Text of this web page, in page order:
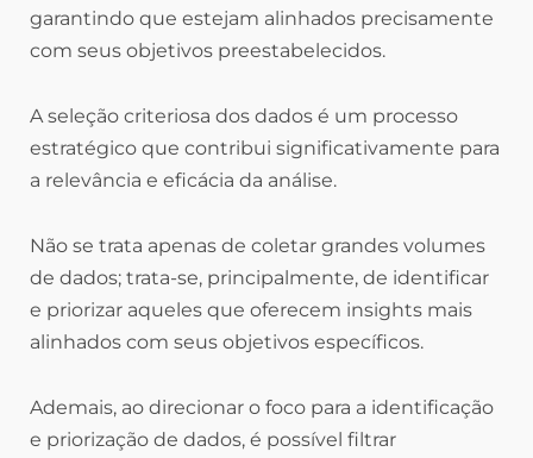
garantindo que estejam alinhados precisamente
com seus objetivos preestabelecidos.
A seleção criteriosa dos dados é um processo
estratégico que contribui significativamente para
a relevância e eficácia da análise.
Não se trata apenas de coletar grandes volumes
de dados; trata-se, principalmente, de identificar
e priorizar aqueles que oferecem insights mais
alinhados com seus objetivos específicos.
Ademais, ao direcionar o foco para a identificação
e priorização de dados, é possível filtrar